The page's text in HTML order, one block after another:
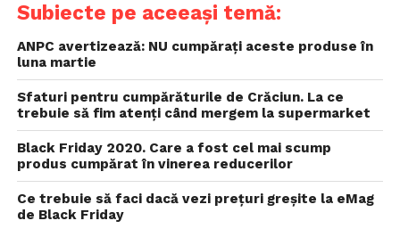
Subiecte pe aceeași temă:
ANPC avertizează: NU cumpărați aceste produse în
luna martie
Sfaturi pentru cumpărăturile de Crăciun. La ce
trebuie să fim atenți când mergem la supermarket
Black Friday 2020. Care a fost cel mai scump
produs cumpărat în vinerea reducerilor
Ce trebuie să faci dacă vezi prețuri greșite la eMag
de Black Friday